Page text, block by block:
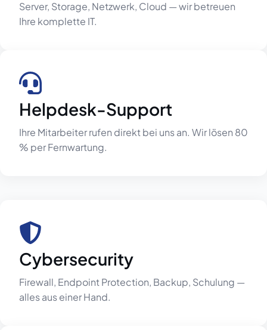
Server, Storage, Netzwerk, Cloud — wir betreuen
Ihre komplette IT.
Helpdesk-Support
Ihre Mitarbeiter rufen direkt bei uns an. Wir lösen 80
% per Fernwartung.
Cybersecurity
Firewall, Endpoint Protection, Backup, Schulung —
alles aus einer Hand.